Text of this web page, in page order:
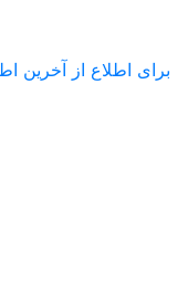
برای اطلاع از آخرین